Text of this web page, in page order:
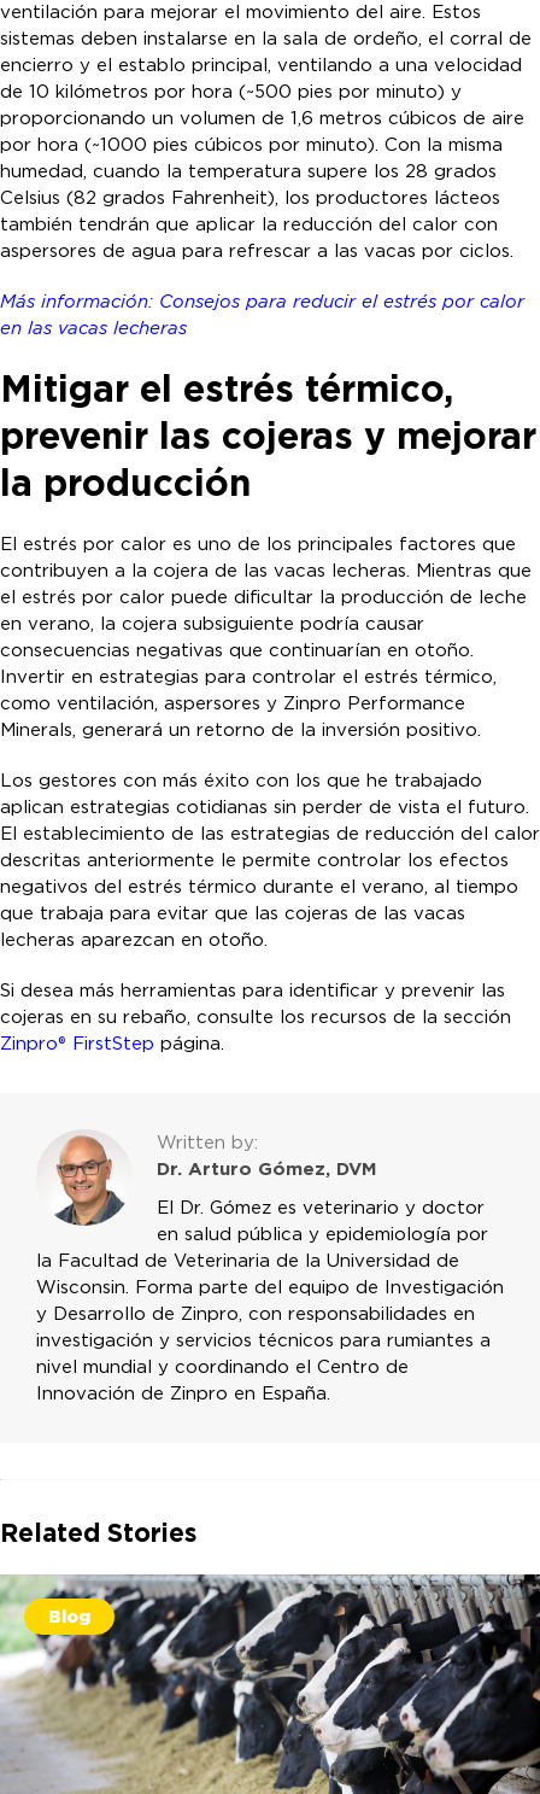
ventilación para mejorar el movimiento del aire. Estos
sistemas deben instalarse en la sala de ordeño, el corral de
encierro y el establo principal, ventilando a una velocidad
de 10 kilómetros por hora (~500 pies por minuto) y
proporcionando un volumen de 1,6 metros cúbicos de aire
por hora (~1000 pies cúbicos por minuto). Con la misma
humedad, cuando la temperatura supere los 28 grados
Celsius (82 grados Fahrenheit), los productores lácteos
también tendrán que aplicar la reducción del calor con
aspersores de agua para refrescar a las vacas por ciclos.
Más información: Consejos para reducir el estrés por calor
en las vacas lecheras
Mitigar el estrés térmico,
prevenir las cojeras y mejorar
la producción
El estrés por calor es uno de los principales factores que
contribuyen a la cojera de las vacas lecheras. Mientras que
el estrés por calor puede dificultar la producción de leche
en verano, la cojera subsiguiente podría causar
consecuencias negativas que continuarían en otoño.
Invertir en estrategias para controlar el estrés térmico,
como ventilación, aspersores y Zinpro Performance
Minerals, generará un retorno de la inversión positivo.
Los gestores con más éxito con los que he trabajado
aplican estrategias cotidianas sin perder de vista el futuro.
El establecimiento de las estrategias de reducción del calor
descritas anteriormente le permite controlar los efectos
negativos del estrés térmico durante el verano, al tiempo
que trabaja para evitar que las cojeras de las vacas
lecheras aparezcan en otoño.
Si desea más herramientas para identificar y prevenir las
cojeras en su rebaño, consulte los recursos de la sección
Zinpro® FirstStep página.
Written by:
Dr. Arturo Gómez, DVM
El Dr. Gómez es veterinario y doctor
en salud pública y epidemiología por
la Facultad de Veterinaria de la Universidad de
Wisconsin. Forma parte del equipo de Investigación
y Desarrollo de Zinpro, con responsabilidades en
investigación y servicios técnicos para rumiantes a
nivel mundial y coordinando el Centro de
Innovación de Zinpro en España.
Related Stories
Blog